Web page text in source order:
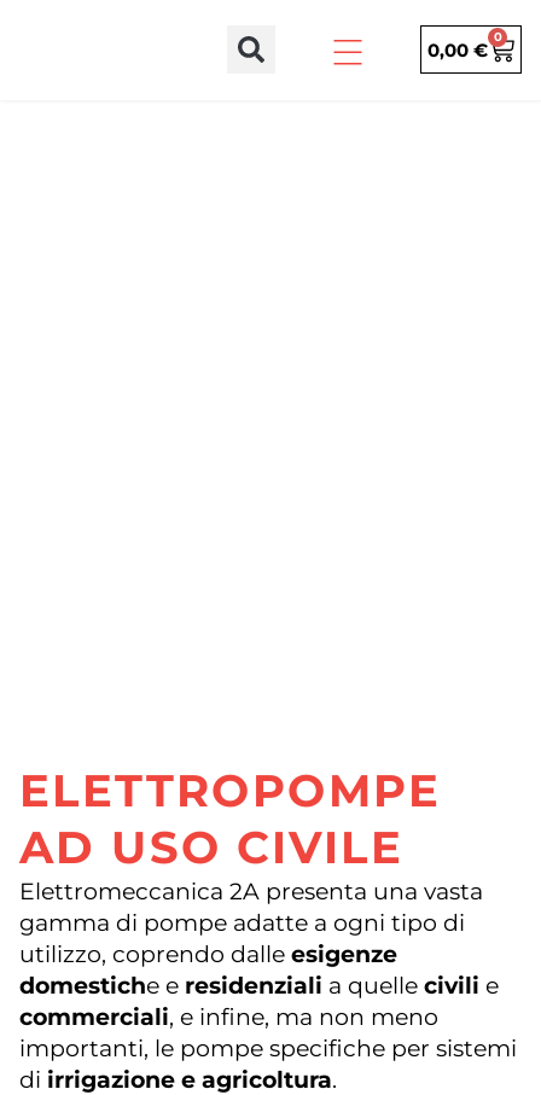
0,00 €
0
ELETTROPOMPE
AD USO CIVILE
Elettromeccanica 2A presenta una vasta
gamma di pompe adatte a ogni tipo di
utilizzo, coprendo dalle esigenze
domestiche e residenziali a quelle civili e
commerciali, e infine, ma non meno
importanti, le pompe specifiche per sistemi
di irrigazione e agricoltura.